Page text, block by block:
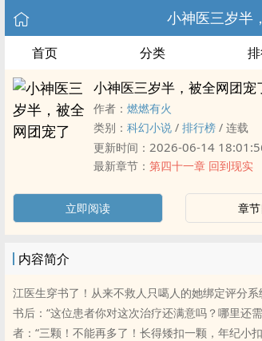
小神医三岁半
首页 分类
小神医三岁半，被全网团宠
作者： 燃燃有火
类别： 科幻小说 / 排行榜 / 连载
更新时间： 2026-06-14
最新章节： 第四十一章 回到现实
立即阅读 章
内容简介
江医生穿书了！从来不救人只噶人的她绑定评分
书后：“这位患者你对这次治疗还满意吗？哪里还
者：“三颗！不能再多了！长得矮扣一颗，年纪